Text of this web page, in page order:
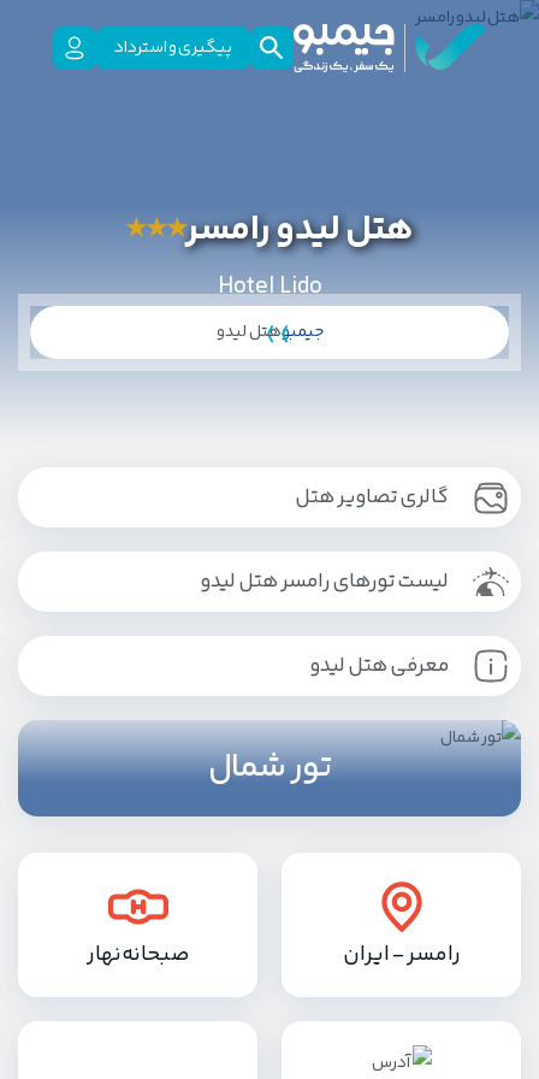
پیگیری و استرداد
هتل لیدو رامسر★
★
★
Hotel Lido
جیمبوهتل لیدو
گالری تصاویر هتل
لیست تورهای رامسر هتل لیدو
معرفی هتل لیدو
تور شمال
رامسر - ایران صبحانهنهار